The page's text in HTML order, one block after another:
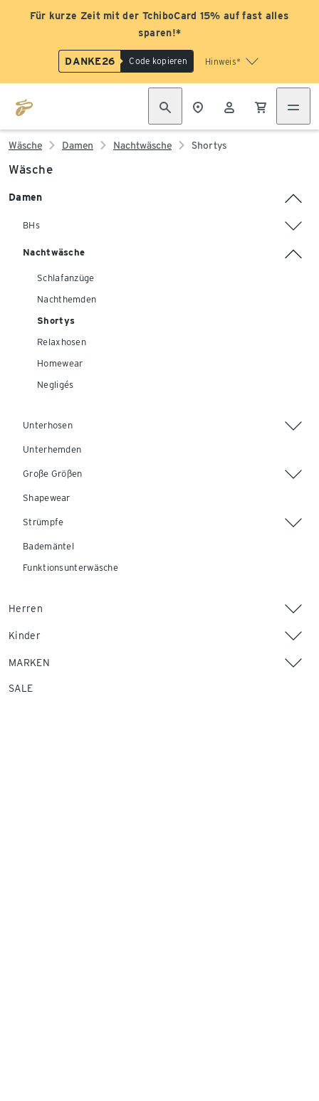
Für kurze Zeit mit der TchiboCard 15% auf fast alles
sparen!*
DANKE26 Code kopieren Hinweis*
Wäsche Damen Nachtwäsche Shortys
Wäsche
Damen
BHs
Nachtwäsche
Schlafanzüge
Nachthemden
Shortys
Relaxhosen
Homewear
Negligés
Unterhosen
Unterhemden
Große Größen
Shapewear
Strümpfe
Bademäntel
Funktionsunterwäsche
Herren
Kinder
MARKEN
SALE